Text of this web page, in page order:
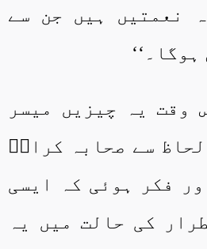
نعمتیں ہیں جن سے
وقت یہ چیزیں میسر
لحاظ سے صحابہ کرامؓ
فکر ہوئی کہ ایسی
کی حالت میں یہ